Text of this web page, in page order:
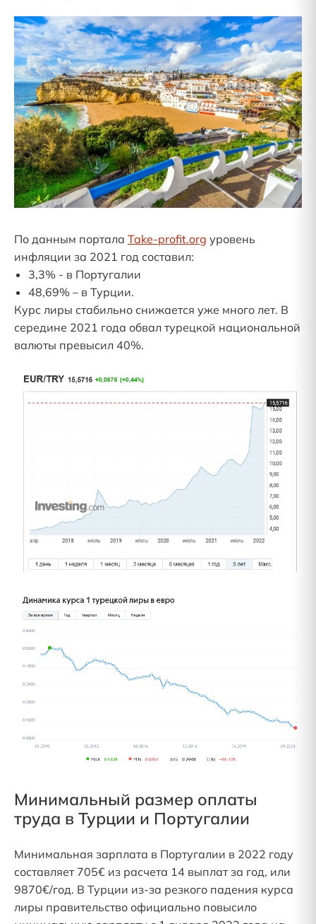
По данным портала Take-profit.org уровень
инфляции за 2021 год составил:
3,3% - в Португалии
48,69% – в Турции.
Курс лиры стабильно снижается уже много лет. В
середине 2021 года обвал турецкой национальной
валюты превысил 40%.
Минимальный размер оплаты
труда в Турции и Португалии
Минимальная зарплата в Португалии в 2022 году
составляет 705€ из расчета 14 выплат за год, или
9870€/год. В Турции из-за резкого падения курса
лиры правительство официально повысило